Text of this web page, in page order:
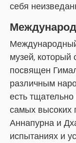
себя
музей, который
посвящен
различным
есть
самых высоких
Аннапурна и
испытаниях и